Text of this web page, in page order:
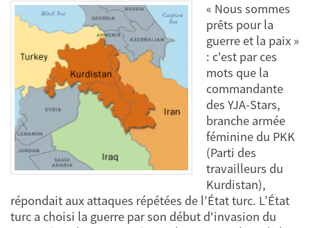
« Nous sommes
prêts pour la
guerre et la paix »
: c'est par ces
mots que la
commandante
des YJA-Stars,
branche armée
féminine du PKK
(Parti des
travailleurs du
Kurdistan),
répondait aux attaques répétées de l’État turc. L’État
turc a choisi la guerre par son début d'invasion du